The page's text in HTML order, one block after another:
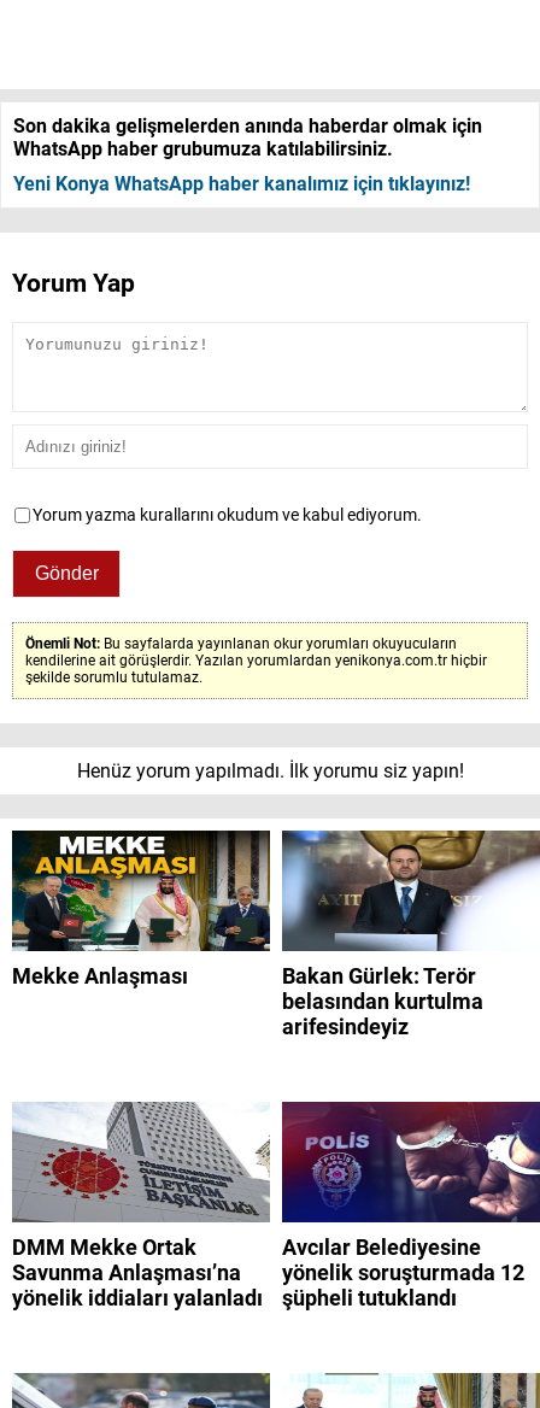
Son dakika gelişmelerden anında haberdar olmak için
WhatsApp haber grubumuza katılabilirsiniz.
Yeni Konya WhatsApp haber kanalımız için tıklayınız!
Yorum Yap
Yorum yazma kurallarını okudum ve kabul ediyorum.
Önemli Not: Bu sayfalarda yayınlanan okur yorumları okuyucuların
kendilerine ait görüşlerdir. Yazılan yorumlardan yenikonya.com.tr hiçbir
şekilde sorumlu tutulamaz.
Henüz yorum yapılmadı. İlk yorumu siz yapın!
Mekke Anlaşması
Bakan Gürlek: Terör
belasından kurtulma
arifesindeyiz
DMM Mekke Ortak
Savunma Anlaşması’na
yönelik iddiaları yalanladı
Avcılar Belediyesine
yönelik soruşturmada 12
şüpheli tutuklandı